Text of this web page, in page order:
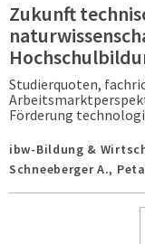
Zukunft
Studierquoten,
Förderung
ibw-Bildung &
Schneeberger A.,